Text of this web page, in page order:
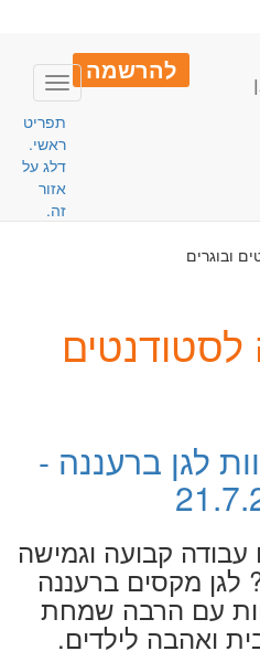
להרשמה
Toggle
תפריט
ראשי.
דלג על
אזור
זה.
ובוגרים
לגן ברעננה -
קבועה וגמישה
לגן מקסים ברעננה
עם הרבה שמחת
ואהבה לילדים.